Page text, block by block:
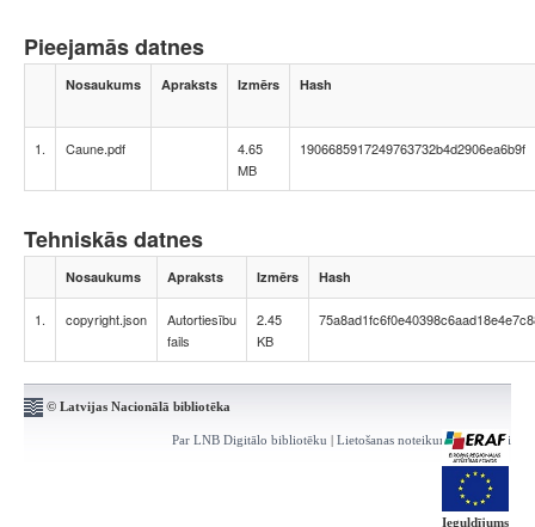
Pieejamās datnes
Nosaukums Apraksts Izmērs Hash
1. Caune.pdf
4.65
MB
1906685917249763732b4d2906ea6b9f
Tehniskās datnes
Nosaukums Apraksts Izmērs Hash
1. copyright.json
Autortiesību
fails
2.45
KB
© Latvijas Nacionālā bibliotēka
Par LNB Digitālo bibliotēku | Lietošanas noteikumi | Kontakti
Ieguldījums